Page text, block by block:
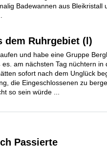
Badewannen aus Bleikristall
dem Ruhrgebiet (l)
und habe eine Gruppe
am nächsten Tag nüchtern in
sofort nach dem Unglück
die Eingeschlossenen zu
so sein würde ...
Passierte